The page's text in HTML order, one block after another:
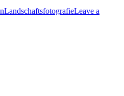
Posted
LandschaftsfotografieLeave a